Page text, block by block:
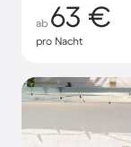
ab 63 €
pro Nacht